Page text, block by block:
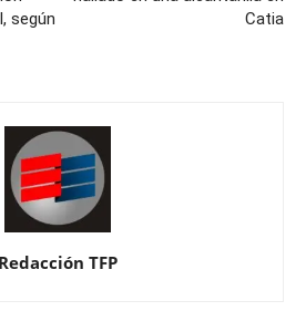
según
Catia
Redacción TFP